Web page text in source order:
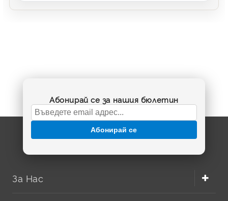
Абонирай се за нашия бюлетин
Абонирай се
За Нас